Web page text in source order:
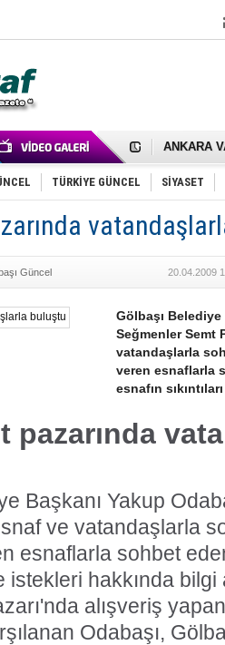
Cemal
Samet
FAİZ
OLİMPİK
SÖZ
Mikail
Gölbaşı
TÜRKİYE GÜNCEL SİYASET
Güncel 20.04.2009
Gölbaşı Belediye
Seğmenler Semt
vatandaşlarla
veren esnaflarla
esnafın
pazarında
Başkanı Yakup
ve vatandaşlarla
esnaflarla sohbet
istekleri hakkında bilgi
alışveriş
Odabaşı,